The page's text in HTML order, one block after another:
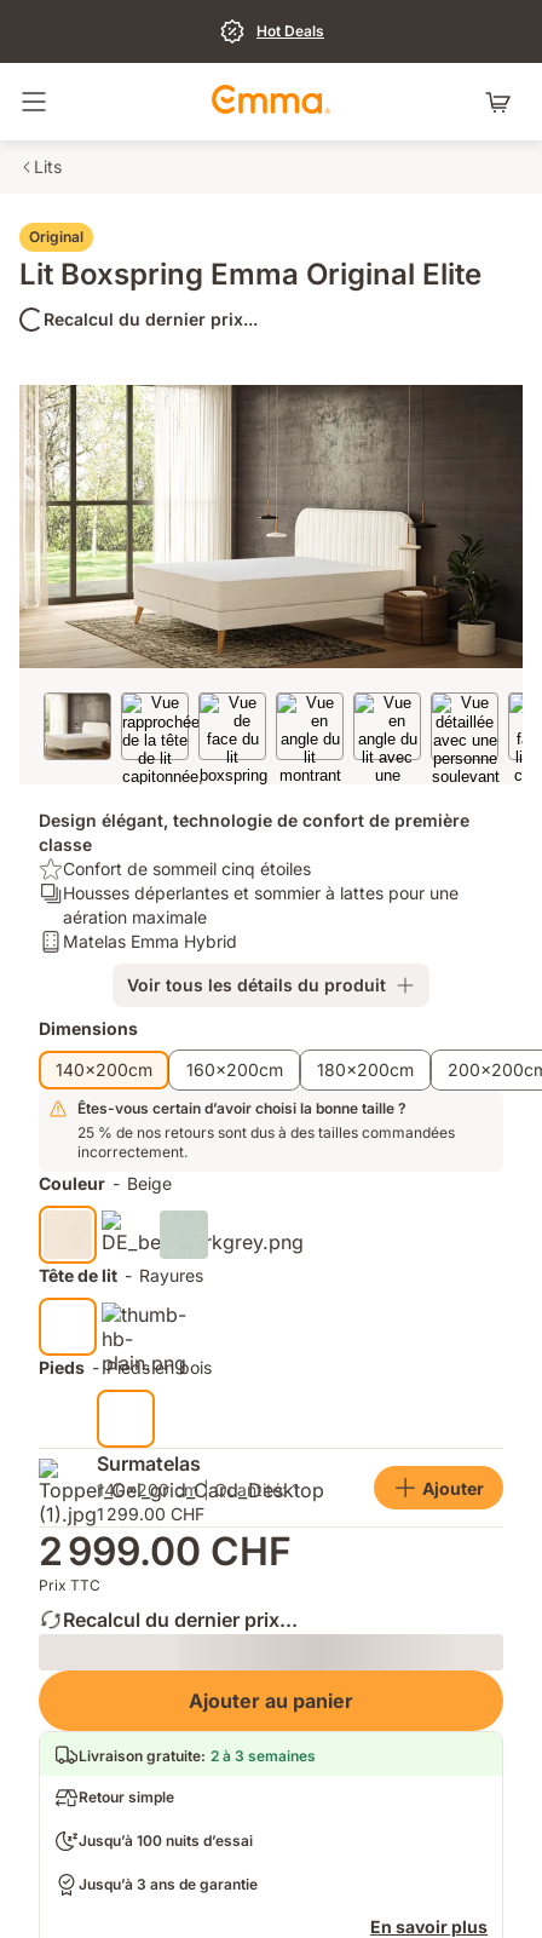
Hot Deals
Basculer la navigation
Lits
Original
Lit Boxspring Emma Original Elite
Recalcul du dernier prix...
Design élégant, technologie de confort de première
classe
USP/Benefit:
Confort
sommeil
Confort de sommeil cinq étoiles
Ergonomie/Zones:
Housses
déperlantes
lattes
pour
une
aération
maximale
Housses déperlantes et sommier à lattes pour une
aération maximale
Matelas:
Matelas Emma Hybrid
Voir tous les détails du produit
Produits
supplémentaires
Dimensions
140x200cm
160x200cm 180x200cm
Êtes-vous certain d’avoir choisi la bonne taille ?
25 % de nos retours sont dus à des tailles commandées
incorrectement.
Couleur - Beige
Tête de lit - Rayures
Pieds - Pieds en bois
Surmatelas
140x200 cm | Quantité: 1
1 299.00 CHF
Ajouter
2 999.00 CHF
Prix TTC
Recalcul du dernier prix...
Loading
Ajouter au panier
Livraison gratuite: 2 à 3 semaines
Retour simple
Jusqu’à 100 nuits d’essai
Jusqu’à 3 ans de garantie
En savoir plus